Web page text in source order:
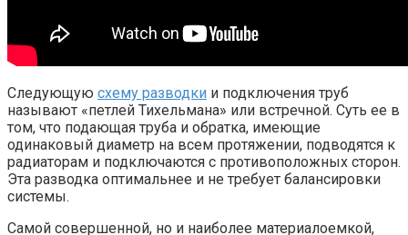
Следующую схему разводки и подключения труб
называют «петлей Тихельмана» или встречной. Суть ее в
том, что подающая труба и обратка, имеющие
одинаковый диаметр на всем протяжении, подводятся к
радиаторам и подключаются с противоположных сторон.
Эта разводка оптимальнее и не требует балансировки
системы.
Самой совершенной, но и наиболее материалоемкой,